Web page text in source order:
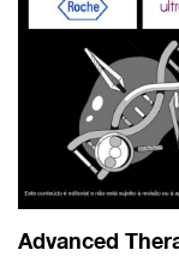
Advanced